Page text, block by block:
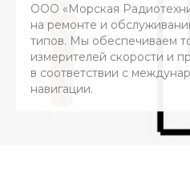
ООО «Морская
на ремонте и
типов. Мы обеспечиваем
измерителей скорости и
в соответствии с
навигации.